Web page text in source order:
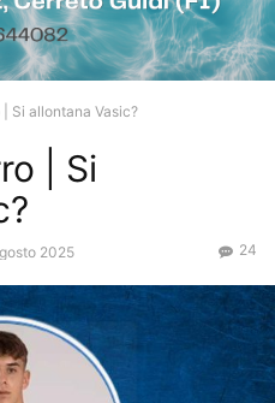
Si allontana Vasic?
| Si
2025 24